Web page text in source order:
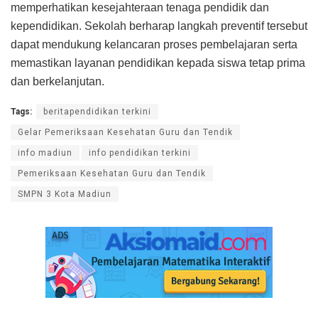
memperhatikan kesejahteraan tenaga pendidik dan
kependidikan. Sekolah berharap langkah preventif tersebut
dapat mendukung kelancaran proses pembelajaran serta
memastikan layanan pendidikan kepada siswa tetap prima
dan berkelanjutan.
Tags: beritapendidikan terkini
Gelar Pemeriksaan Kesehatan Guru dan Tendik
info madiun info pendidikan terkini
Pemeriksaan Kesehatan Guru dan Tendik
SMPN 3 Kota Madiun